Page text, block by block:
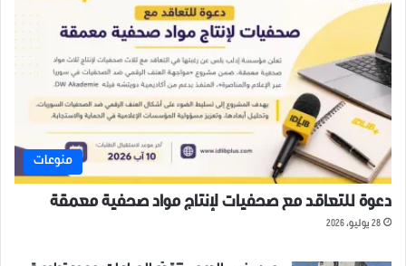
منوعات
دعوة للتعاقد مع صحفيات لإنتاج مواد صحفية معمقة
28 يوليو، 2026